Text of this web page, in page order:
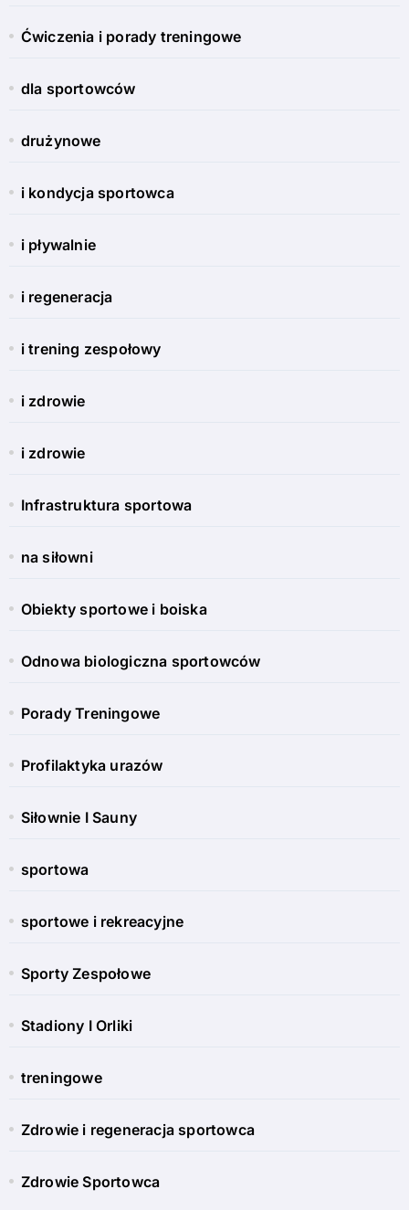
Ćwiczenia i porady treningowe
dla sportowców
drużynowe
i kondycja sportowca
i pływalnie
i regeneracja
i trening zespołowy
i zdrowie
i zdrowie
Infrastruktura sportowa
na siłowni
Obiekty sportowe i boiska
Odnowa biologiczna sportowców
Porady Treningowe
Profilaktyka urazów
Siłownie I Sauny
sportowa
sportowe i rekreacyjne
Sporty Zespołowe
Stadiony I Orliki
treningowe
Zdrowie i regeneracja sportowca
Zdrowie Sportowca